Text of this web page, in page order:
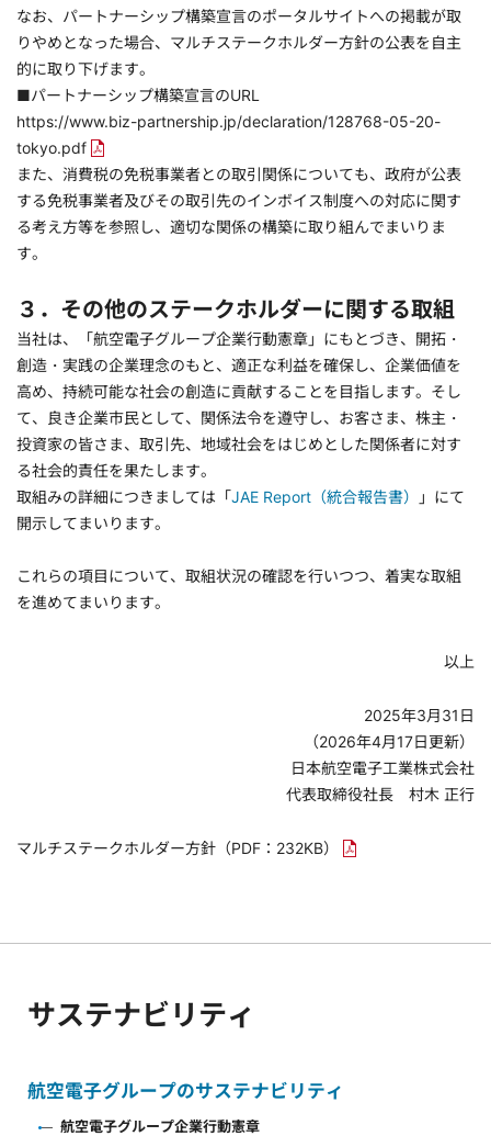
なお、パートナーシップ構築宣言のポータルサイトへの掲載が取
りやめとなった場合、マルチステークホルダー方針の公表を自主
的に取り下げます。
■パートナーシップ構築宣言のURL
https://www.biz-partnership.jp/declaration/128768-05-20-
tokyo.pdf
また、消費税の免税事業者との取引関係についても、政府が公表
する免税事業者及びその取引先のインボイス制度への対応に関す
る考え方等を参照し、適切な関係の構築に取り組んでまいりま
す。
３．その他のステークホルダーに関する取組
当社は、「航空電子グループ企業行動憲章」にもとづき、開拓・
創造・実践の企業理念のもと、適正な利益を確保し、企業価値を
高め、持続可能な社会の創造に貢献することを目指します。そし
て、良き企業市民として、関係法令を遵守し、お客さま、株主・
投資家の皆さま、取引先、地域社会をはじめとした関係者に対す
る社会的責任を果たします。
取組みの詳細につきましては「JAE Report（統合報告書）
」にて
開示してまいります。
これらの項目について、取組状況の確認を行いつつ、着実な取組
を進めてまいります。
以上
2025年3月31日
（2026年4月17日更新）
日本航空電子工業株式会社
代表取締役社長 村木 正行
マルチステークホルダー方針 （PDF：232KB）
サステナビリティ
航空電子グループのサステナビリティ
航空電子グループ企業行動憲章